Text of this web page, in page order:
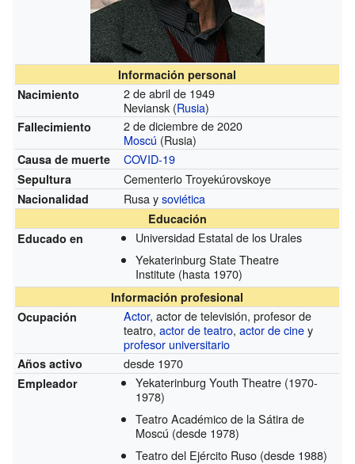
Información personal
Nacimiento
2 de abril de 1949
Neviansk (Rusia)
Fallecimiento
2 de diciembre de 2020
Moscú (Rusia)
Causa de muerte COVID-19
Sepultura Cementerio Troyekúrovskoye
Nacionalidad Rusa ysoviética
Educación
Educado en
Universidad Estatal de los Urales
Yekaterinburg State Theatre
Institute (hasta 1970)
Información profesional
Ocupación
Actor, actor de televisión, profesor de
teatro,actor de teatro,actor de ciney
profesor universitario
Años activo desde 1970
Empleador Yekaterinburg Youth Theatre (1970-
1978)
Teatro Académico de la Sátira de
Moscú (desde 1978)
Teatro del Ejército Ruso (desde 1988)